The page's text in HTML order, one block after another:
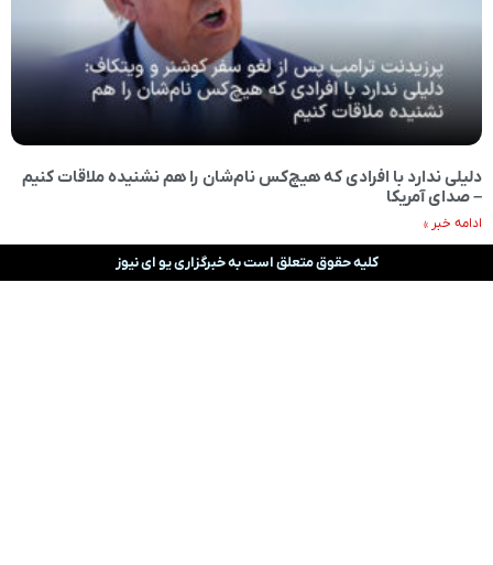
دلیلی ندارد با افرادی که هیچ‌کس نام‌شان را هم نشنیده ملاقات کنیم
– صدای آمریکا
ادامه خبر »
کلیه حقوق متعلق است به خبرگزاری یو ای نیوز